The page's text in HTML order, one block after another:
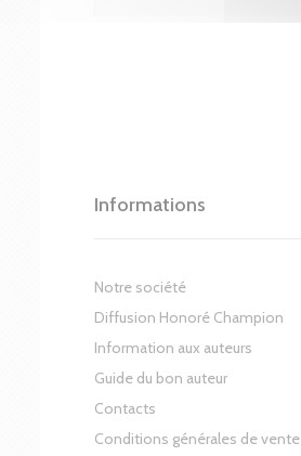
Informations
Notre société
Diffusion Honoré Champion
Information aux auteurs
Guide du bon auteur
Contacts
Conditions générales de vente